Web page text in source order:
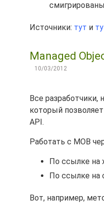
смигрированы
Источники: тут и
Managed
10/03/2012
Все разработчики,
который
API.
Работать с MOB
По ссылке на
По ссылке на
Вот, например,